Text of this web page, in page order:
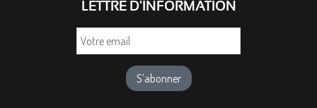
LETTRE D'INFORMATION